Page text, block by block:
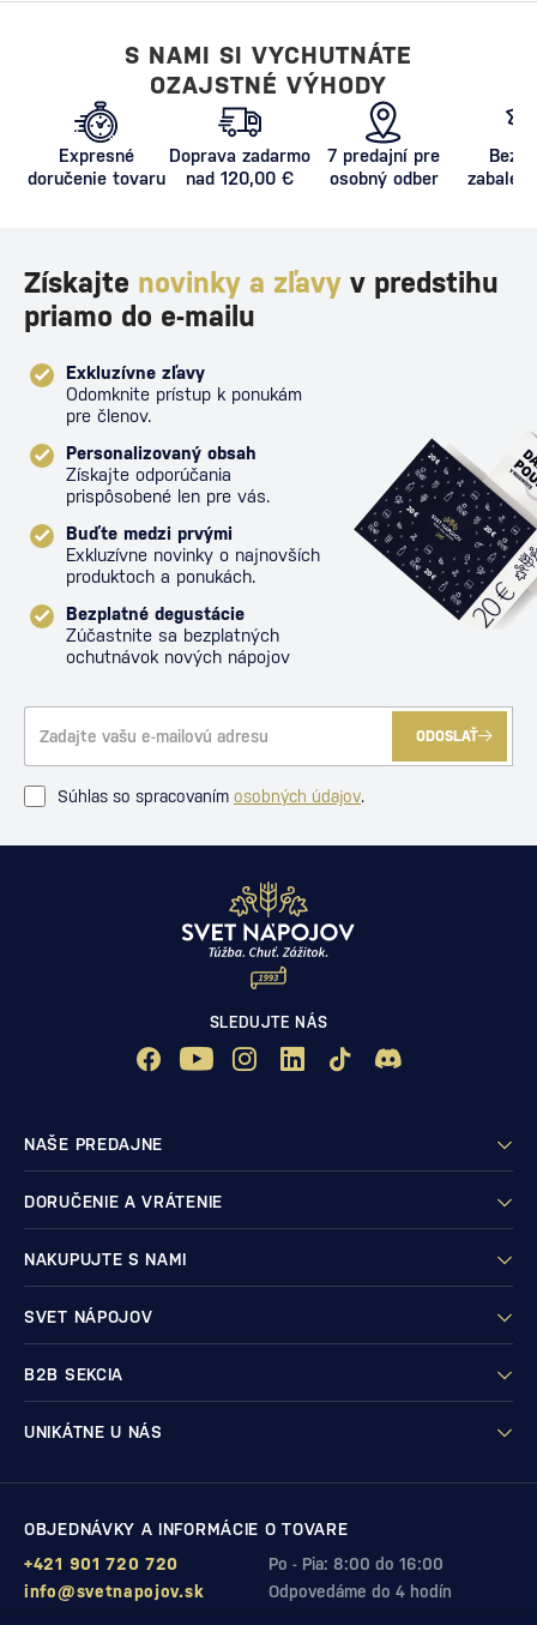
S NAMI SI VYCHUTNÁTE
OZAJSTNÉ VÝHODY
Expresné
doručenie tovaru
Doprava zadarmo
nad 120,00 €
7 predajní pre
osobný odber
Získajte novinky a zľavy v predstihu
priamo do e-mailu
Exkluzívne zľavy
Odomknite prístup k ponukám
pre členov.
Personalizovaný obsah
Získajte odporúčania
prispôsobené len pre vás.
Buďte medzi prvými
Exkluzívne novinky o najnovších
produktoch a ponukách.
Bezplatné degustácie
Zúčastnite sa bezplatných
ochutnávok nových nápojov
ODOSLAŤ
Súhlas so spracovaním osobných údajov.
SLEDUJTE NÁS
NAŠE PREDAJNE
DORUČENIE A VRÁTENIE
NAKUPUJTE S NAMI
SVET NÁPOJOV
B2B SEKCIA
UNIKÁTNE U NÁS
OBJEDNÁVKY A INFORMÁCIE O TOVARE
Po - Pia: 8:00 do 16:00
+421 901 720 720
Odpovedáme do 4 hodín
info@svetnapojov.sk